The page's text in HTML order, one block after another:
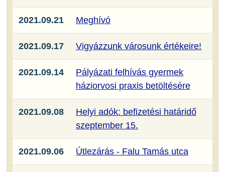
2021.09.21 Meghívó
2021.09.17 Vigyázzunk városunk értékeire!
2021.09.14
Pályázati felhívás gyermek
háziorvosi praxis betöltésére
2021.09.08
Helyi adók: befizetési határidő
szeptember 15.
2021.09.06 Útlezárás - Falu Tamás utca